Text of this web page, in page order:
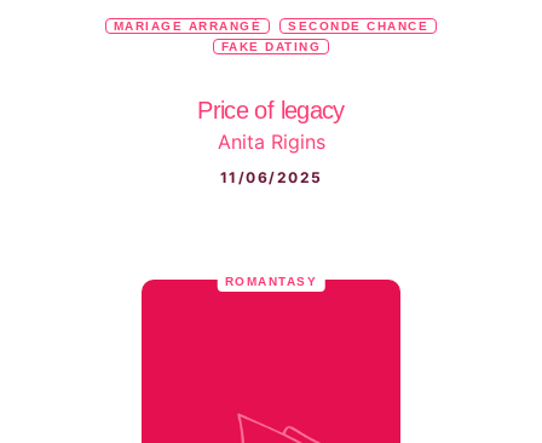
MARIAGE ARRANGÉ
SECONDE CHANCE
FAKE DATING
Price of legacy
Anita Rigins
11/06/2025
ROMANTASY